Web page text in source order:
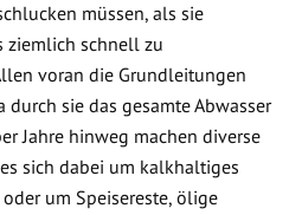
müssen, als sie
ziemlich schnell zu
voran die Grundleitungen
sie das gesamte Abwasser
Jahre hinweg machen diverse
sich dabei um kalkhaltiges
um Speisereste, ölige